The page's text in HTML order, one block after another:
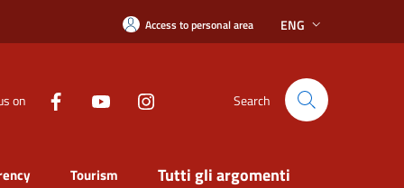
Access to personal area ENG
on Search
Tourism Tutti gli argomenti